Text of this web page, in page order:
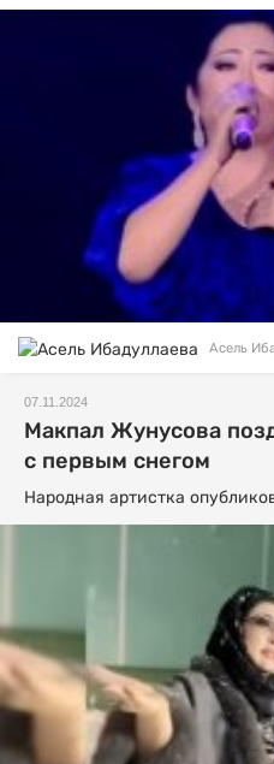
Асель
07.11.2024
Макпал Жунусова
с первым снегом
Народная артистка